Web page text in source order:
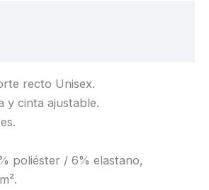
recto Unisex.
y cinta ajustable.
poliéster / 6% elastano,